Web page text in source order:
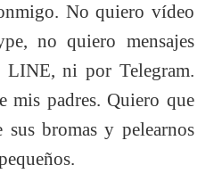
No quiero vídeo
no quiero mensajes
ni por Telegram.
mis padres. Quiero que
sus bromas y pelearnos